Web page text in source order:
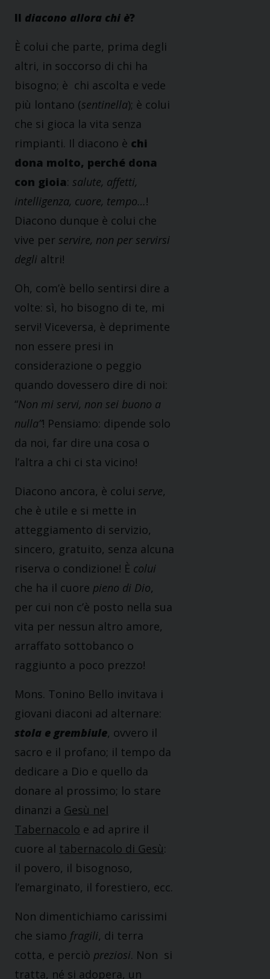
Il diacono allora chi è?
È colui che parte, prima degli
altri, in soccorso di chi ha
bisogno; è chi ascolta e vede
più lontano (sentinella); è colui
che si gioca la vita senza
rimpianti. Il diacono è chi
dona molto, perché dona
con gioia: salute, affetti,
intelligenza, cuore, tempo…!
Diacono dunque è colui che
vive per servire, non per servirsi
degli altri!
Oh, com’è bello sentirsi dire a
volte: sì, ho bisogno di te, mi
servi! Viceversa, è deprimente
non essere presi in
considerazione o peggio
quando dovessero dire di noi:
“Non mi servi, non sei buono a
nulla”! Pensiamo: dipende solo
da noi, far dire una cosa o
l’altra a chi ci sta vicino!
Diacono ancora, è colui serve,
che è utile e si mette in
atteggiamento di servizio,
sincero, gratuito, senza alcuna
riserva o condizione! È colui
che ha il cuore pieno di Dio,
per cui non c’è posto nella sua
vita per nessun altro amore,
arraffato sottobanco o
raggiunto a poco prezzo!
Mons. Tonino Bello invitava i
giovani diaconi ad alternare:
stola e grembiule, ovvero il
sacro e il profano; il tempo da
dedicare a Dio e quello da
donare al prossimo; lo stare
dinanzi a Gesù nel
Tabernacolo e ad aprire il
cuore al tabernacolo di Gesù:
il povero, il bisognoso,
l’emarginato, il forestiero, ecc.
Non dimentichiamo carissimi
che siamo fragili, di terra
cotta, e perciò preziosi. Non si
tratta, né si adopera, un